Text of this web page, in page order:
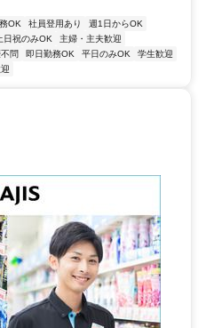
OK 社員登用あり
週1日からOK
日祝のみOK
主婦・主夫歓迎
問 即日勤務OK 平日のみOK
学生歓迎